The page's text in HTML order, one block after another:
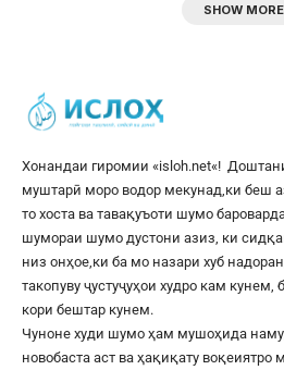
SHOW MORE
Хонандаи гиромии «isloh.net«!
муштарӣ моро водор мекунад,ки беш
то хоста ва тавақуъоти шумо
шумораи шумо дустони азиз, ки
низ онҳое,ки ба мо назари хуб
такопуву ҷустуҷуҳои худро кам
кори бештар кунем.
Чуноне худи шумо ҳам мушоҳида
новобаста аст ва ҳақиқату воқеиятро